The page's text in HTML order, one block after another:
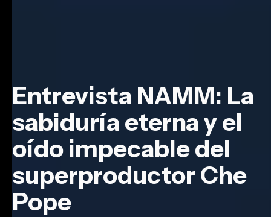
Entrevista NAMM: La
sabiduría eterna y el
oído impecable del
superproductor Che
Pope